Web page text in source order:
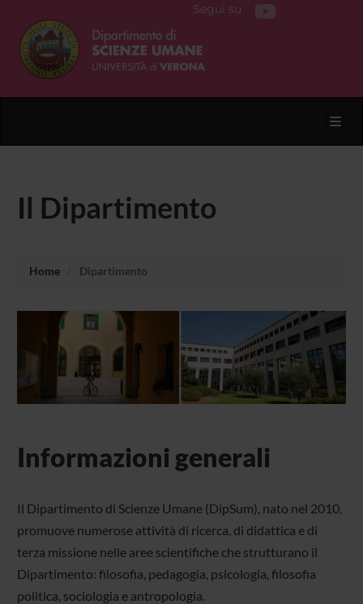
Segui su
Il Dipartimento
Home Dipartimento
Informazioni generali
Il Dipartimento di Scienze Umane (DipSum), nato nel 2010,
promuove numerose attività di ricerca, di didattica e di
terza missione nelle aree scientifiche che strutturano il
Dipartimento: filosofia, pedagogia, psicologia, filosofia
politica, sociologia e antropologia.